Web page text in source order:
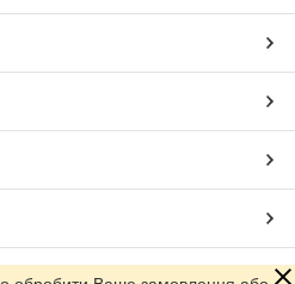
Prom.ua